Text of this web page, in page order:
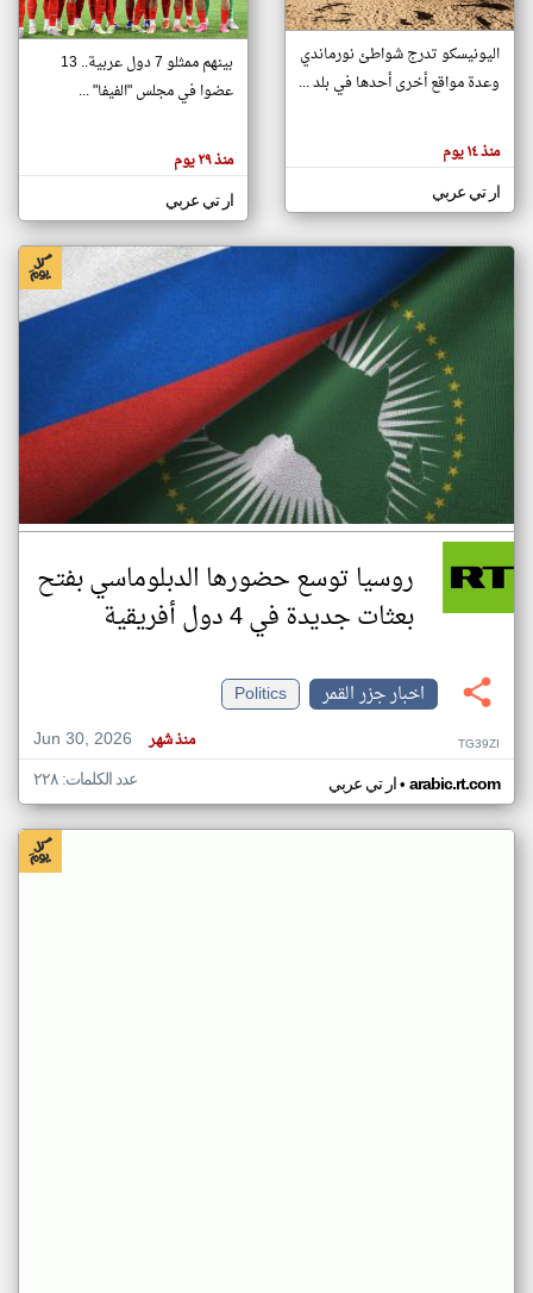
تغيير الدولة
اخبار جزر القمر على مدار الساعة
أهم اخبار جزر القمر العاجلة والمباشرة
هنا عن
وجهة
كاتبيها.
اليونيسكو تدرج شواطئ نورماندي
وعدة مواقع أخرى أحدها في بلد ...
منذ ١٤ يوم
ار تي عربي
بينهم ممثلو 7 دول عربية.. 13
عضوا في مجلس "الفيفا" ...
منذ ٢٩ يوم
ار تي عربي
روسيا توسع حضورها الدبلوماسي بفتح
بعثات جديدة في 4 دول أفريقية
اخبار جزر القمر
Politics
Jun 30, 2026
منذ شهر TG39ZI
ار تي عربي• arabic.rt.com عدد الكلمات: ٢٢٨
klyoum.com